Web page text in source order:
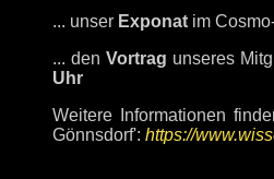
... unser Exponat im
... den Vortrag unseres
Uhr
Weitere
Informationen
Gönnsdorf': https://